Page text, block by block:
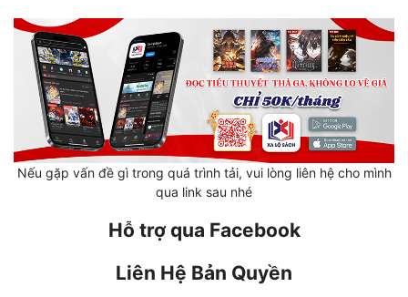
Mạt Thế
Mỹ Thực
Ngôn Tình
Nữ Cường
Phong Thủy - Tâm Linh
Nếu gặp vấn đề gì trong quá trình tải, vui lòng liên hệ cho mình
qua link sau nhé
Hỗ trợ qua Facebook
Liên Hệ Bản Quyền